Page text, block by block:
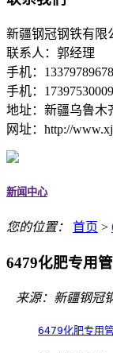
新疆钢冠钢铁有限
联系人：郭经理
手机：13379789678
手机：17397530009
地址：新疆乌鲁木
网址：http://
新闻中心
您的位置： 首页 >
6479化肥专用
来源：新疆钢冠
6479化肥专用